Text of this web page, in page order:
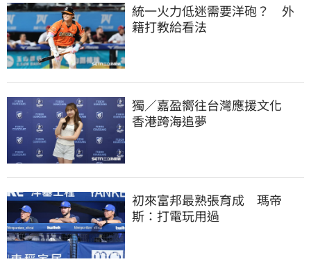
統一火力低迷需要洋砲？　外
籍打教給看法
獨／嘉盈嚮往台灣應援文化
香港跨海追夢
初來富邦最熟張育成　瑪帝
斯：打電玩用過